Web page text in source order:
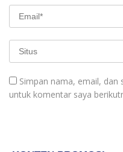
Simpan nama, email, dan
untuk komentar saya